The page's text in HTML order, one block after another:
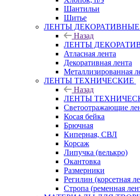
Шантильи
Шитье
ЛЕНТЫ ДЕКОРАТИВНЫЕ
Назад
ЛЕНТЫ
Атласная лента
Декоративная лента
Металлизированная
ЛЕНТЫ ТЕХНИЧЕСКИЕ
Назад
ЛЕНТЫ
Светоотражающие
Косая бейка
Брючная
Киперная, СВЛ
Корсаж
Липучка (велькро)
Окантовка
Размерники
Регилин (корсетная
Стропа (ременная